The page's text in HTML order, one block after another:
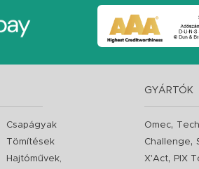
Csapágyak
Tömítések
Hajtóművek,
GYÁRTÓK
Omec,
Challenge,
X'Act, PIX